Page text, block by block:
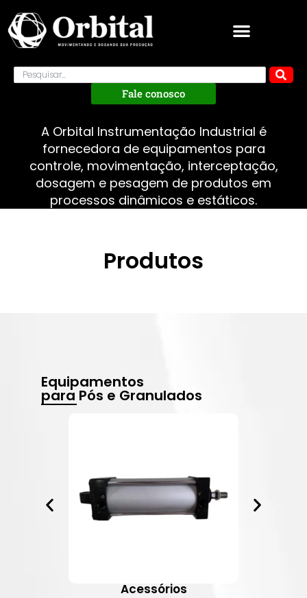
Fale conosco
A Orbital Instrumentação Industrial é
fornecedora de equipamentos para
controle, movimentação, interceptação,
dosagem e pesagem de produtos em
processos dinâmicos e estáticos.
Produtos
Equipamentos
para Pós e Granulados
Acessórios